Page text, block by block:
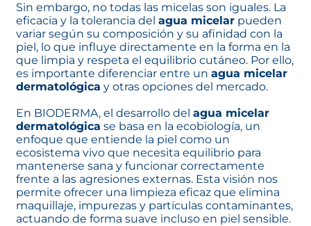
Sin embargo, no todas las micelas son iguales. La
eficacia y la tolerancia del agua micelar pueden
variar según su composición y su afinidad con la
piel, lo que influye directamente en la forma en la
que limpia y respeta el equilibrio cutáneo. Por ello,
es importante diferenciar entre un agua micelar
dermatológica y otras opciones del mercado.
En BIODERMA, el desarrollo del agua micelar
dermatológica se basa en la ecobiología, un
enfoque que entiende la piel como un
ecosistema vivo que necesita equilibrio para
mantenerse sana y funcionar correctamente
frente a las agresiones externas. Esta visión nos
permite ofrecer una limpieza eficaz que elimina
maquillaje, impurezas y partículas contaminantes,
actuando de forma suave incluso en piel sensible.